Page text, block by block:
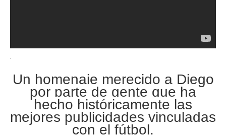
.
Un homenaje merecido a Diego
por parte de gente que ha
hecho históricamente las
mejores publicidades vinculadas
con el fútbol.